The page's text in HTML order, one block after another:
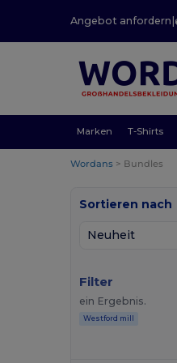
Angebot anfordern |
Marken T-Shirts
Wordans > Bundles
Sortieren nach
Filter
ein Ergebnis.
Westford mill